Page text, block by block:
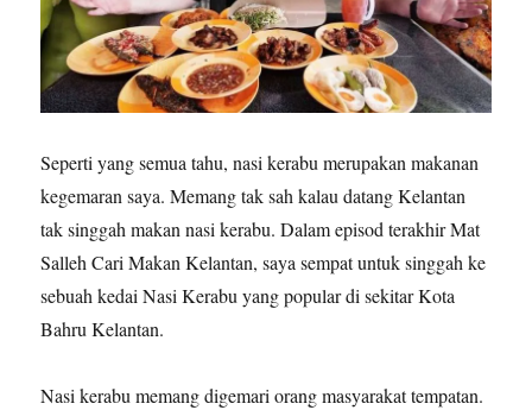
Seperti yang semua tahu, nasi kerabu merupakan makanan
kegemaran saya. Memang tak sah kalau datang Kelantan
tak singgah makan nasi kerabu. Dalam episod terakhir Mat
Salleh Cari Makan Kelantan, saya sempat untuk singgah ke
sebuah kedai Nasi Kerabu yang popular di sekitar Kota
Bahru Kelantan.
Nasi kerabu memang digemari orang masyarakat tempatan.